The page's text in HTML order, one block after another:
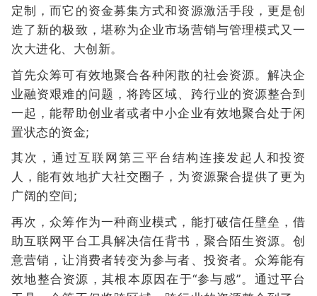
定制，而它的资金募集方式和资源激活手段，更是创
造了新的极致，堪称为企业市场营销与管理模式又一
次大进化、大创新。
首先众筹可有效地聚合各种闲散的社会资源。解决企
业融资艰难的问题，将跨区域、跨行业的资源整合到
一起，能帮助创业者或者中小企业有效地聚合处于闲
置状态的资金;
其次，通过互联网第三平台结构连接发起人和投资
人，能有效地扩大社交圈子，为资源聚合提供了更为
广阔的空间;
再次，众筹作为一种商业模式，能打破信任壁垒，借
助互联网平台工具解决信任背书，聚合陌生资源。创
意营销，让消费者转变为参与者、投资者。众筹能有
效地整合资源，其根本原因在于“参与感”。通过平台